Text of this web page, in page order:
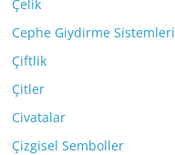
Çelik
Cephe Giydirme Sistemleri
Çiftlik
Çitler
Civatalar
Çizgisel Semboller